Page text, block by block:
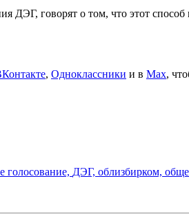
ДЭГ, говорят о том, что этот
, Одноклассники и в Max,
голосование, ДЭГ, облизбирком,